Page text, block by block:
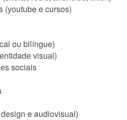
(youtube e cursos)
ou bilíngue)
visual)
sociais
e audiovisual)